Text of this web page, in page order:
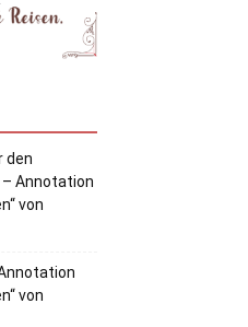
den
– Annotation
von
von